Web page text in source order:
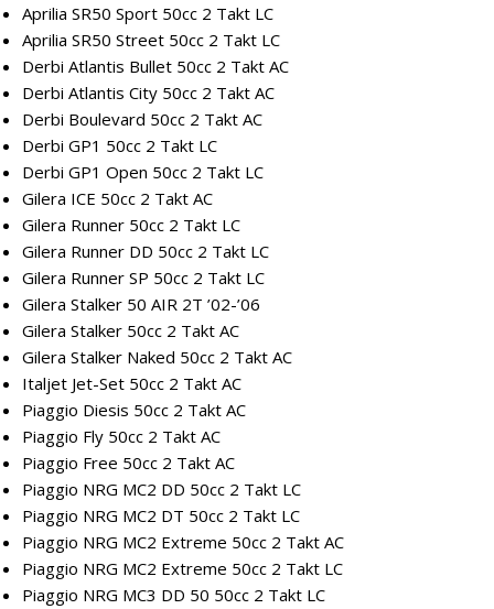
Aprilia SR50 Sport 50cc 2 Takt LC
Aprilia SR50 Street 50cc 2 Takt LC
Derbi Atlantis Bullet 50cc 2 Takt AC
Derbi Atlantis City 50cc 2 Takt AC
Derbi Boulevard 50cc 2 Takt AC
Derbi GP1 50cc 2 Takt LC
Derbi GP1 Open 50cc 2 Takt LC
Gilera ICE 50cc 2 Takt AC
Gilera Runner 50cc 2 Takt LC
Gilera Runner DD 50cc 2 Takt LC
Gilera Runner SP 50cc 2 Takt LC
Gilera Stalker 50 AIR 2T ’02-’06
Gilera Stalker 50cc 2 Takt AC
Gilera Stalker Naked 50cc 2 Takt AC
Italjet Jet-Set 50cc 2 Takt AC
Piaggio Diesis 50cc 2 Takt AC
Piaggio Fly 50cc 2 Takt AC
Piaggio Free 50cc 2 Takt AC
Piaggio NRG MC2 DD 50cc 2 Takt LC
Piaggio NRG MC2 DT 50cc 2 Takt LC
Piaggio NRG MC2 Extreme 50cc 2 Takt AC
Piaggio NRG MC2 Extreme 50cc 2 Takt LC
Piaggio NRG MC3 DD 50 50cc 2 Takt LC